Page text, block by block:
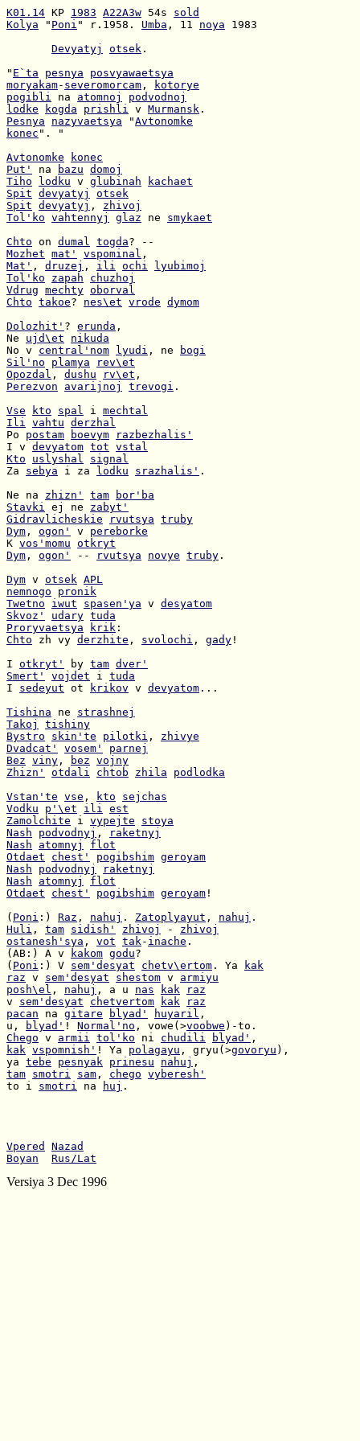
K01.14 KP 1983 A22A3w 54s sold
Kolya " Poni " r.1958. Umba , 11 noya 1983
Devyatyj
otsek .
" E`ta pesnya
posvyawaetsya
moryakam- severomorcam ,
kotorye
pogibli na atomnoj
podvodnoj
lodke
kogda prishli v Murmansk
Pesnya
nazyvaetsya "Avtonomke
konec ". "
Avtonomke
konec
Put'
na bazu domoj
Tiho
lodku v glubinah
kachaet
Spit devyatyj
otsek
Spit devyatyj , zhivoj
Tol'ko vahtennyj glaz ne smykaet
Chto on dumal togda
Mozhet mat' vspominal
Mat' , druzej , ili ochi
lyubimoj
Tol'ko
zapah
chuzhoj
Vdrug mechty oborval
Chto takoe? nes\et vrode dymom
Dolozhit' ? erunda
Ne ujd\et
nikuda
No v central'nom lyudi , ne
bogi
Sil'no
plamya
rev\et
Opozdal , dushu rv\et
Perezvon
avarijnoj trevogi .
Vse
kto spal i mechtal
Ili vahtu derzhal
Po postam boevym
razbezhalis'
I v devyatom tot vstal
Kto
uslyshal
signal
Za sebya i za lodku srazhalis' .
Ne na zhizn' tam
bor'ba
Stavki ej ne zabyt'
Gidravlicheskie
rvutsya truby
Dym , ogon' v pereborke
K vos'momu otkryt
Dym , ogon' -- rvutsya novye truby .
Dym v otsek APL
nemnogo
pronik
Twetno
iwut spasen'ya v desyatom
Skvoz'
udary tuda
Proryvaetsya
krik
Chto zh vy derzhite , svolochi , gady !
I otkryt' by tam dver'
Smert'
vojdet i tuda
I sedeyut ot krikov v devyatom ...
Tishina ne strashnej
Takoj
tishiny
Bystro
skin'te pilotki , zhivye
Dvadcat'
vosem'
parnej
Bez viny , bez vojny
Zhizn'
otdali chtob zhila
podlodka
Vstan'te vse , kto
sejchas
Vodku
p'\et ili est
Zamolchite i vypejte
stoya
Nash
podvodnyj ,
raketnyj
Nash
atomnyj
flot
Otdaet
chest' pogibshim geroyam
Nash
podvodnyj
raketnyj
Nash
atomnyj
flot
Otdaet
chest' pogibshim geroyam !
( Poni :) Raz , nahuj . Zatoplyayut , nahuj
Huli , tam sidish' zhivoj - zhivoj
ostanesh'sya , vot tak- inache
(AB:) A v
kakom godu
( Poni :) V sem'desyat chetv\ertom . Ya
kak
raz v sem'desyat shestom v armiyu
posh\el , nahuj , a u nas kak
raz
v sem'desyat chetvertom kak
raz
pacan na gitare blyad' huyaril
u,
blyad' ! Normal'no , vowe(>voobwe
Chego v armii tol'ko ni chudili blyad'
kak vspomnish' ! Ya polagayu , gryu(>govoryu
ya tebe pesnyak prinesu nahuj
tam smotri sam , chego vyberesh'
to i smotri na huj .
Vpered
Nazad
Boyan
Rus/Lat
Versiya 3 Dec 1996